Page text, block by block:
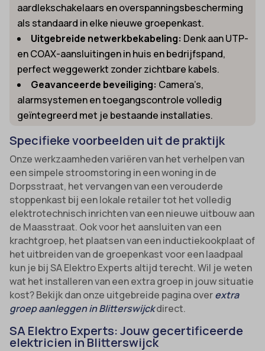
aardlekschakelaars en overspanningsbescherming
als standaard in elke nieuwe groepenkast.
Uitgebreide netwerkbekabeling: Denk aan UTP-
en COAX-aansluitingen in huis en bedrijfspand,
perfect weggewerkt zonder zichtbare kabels.
Geavanceerde beveiliging: Camera’s,
alarmsystemen en toegangscontrole volledig
geïntegreerd met je bestaande installaties.
Specifieke voorbeelden uit de praktijk
Onze werkzaamheden variëren van het verhelpen van
een simpele stroomstoring in een woning in de
Dorpsstraat, het vervangen van een verouderde
stoppenkast bij een lokale retailer tot het volledig
elektrotechnisch inrichten van een nieuwe uitbouw aan
de Maasstraat. Ook voor het aansluiten van een
krachtgroep, het plaatsen van een inductiekookplaat of
het uitbreiden van de groepenkast voor een laadpaal
kun je bij SA Elektro Experts altijd terecht. Wil je weten
wat het installeren van een extra groep in jouw situatie
kost? Bekijk dan onze uitgebreide pagina overextra
groep aanleggen in Blitterswijckdirect.
SA Elektro Experts: Jouw gecertificeerde
elektricien in Blitterswijck